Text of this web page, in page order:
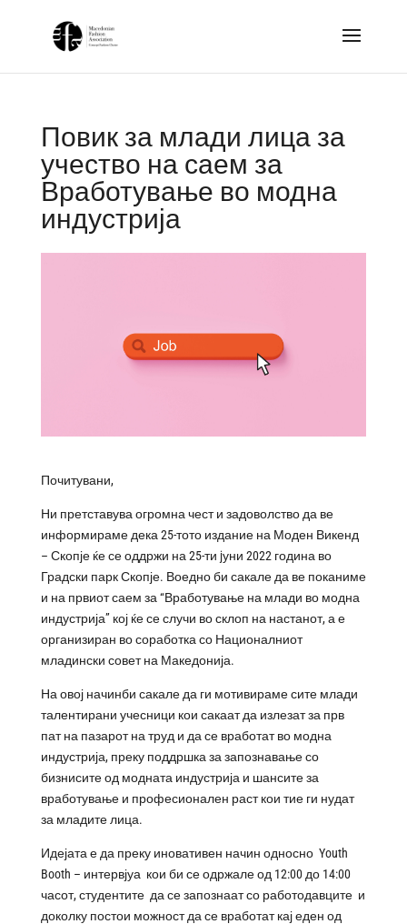
Повик за млади лица за
учество на саем за
Вработување во модна
индустрија
Почитувани,
Ни претставува огромна чест и задоволство да ве
информираме дека 25-тото издание на Моден Викенд
– Скопјеќе се оддржи на 25-ти jуни 2022 година во
Градски парк Скопје. Воедно би сакале да ве поканиме
и на првиот саем за “Вработување на млади во модна
индустрија” кој ќе се случи во склоп на настанот, а е
организиран во соработка со Националниот
младински совет на Македонија.
На овој начинби сакале да ги мотивираме сите млади
талентирани учесници кои сакаат да излезат за прв
пат на пазарот на труд и да се вработат во модна
индустрија, преку поддршка за запознавање со
бизнисите од модната индустрија и шансите за
вработување и професионален раст кои тие ги нудат
за младите лица.
Идејата е да преку иновативен начин односно Youth
Booth – интервјуа кои би се одржале од 12:00 до 14:00
часот, студентите да се запознаат со работодавците и
доколку постои можност да се вработат кај еден од